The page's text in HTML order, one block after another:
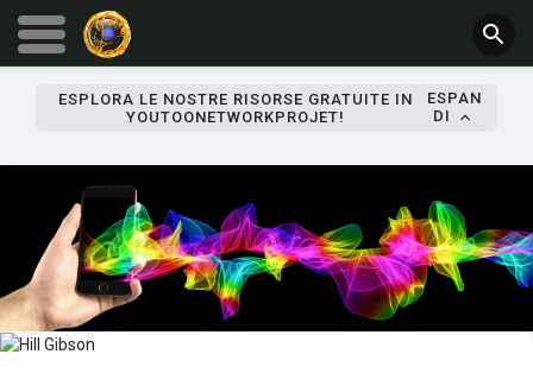
ESPLORA LE NOSTRE RISORSE GRATUITE IN
YOUTOONETWORKPROJET!
ESPAN
DI